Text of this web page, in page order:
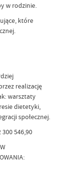
w rodzinie.
które
realizację
warsztaty
dietetyki,
społecznej.
300 546,90